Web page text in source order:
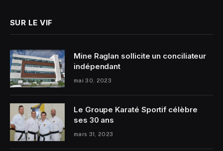
SUR LE VIF
Mine Raglan sollicite un conciliateur
indépendant
mai 30, 2023
Le Groupe Karaté Sportif célèbre
ses 30 ans
mars 31, 2023